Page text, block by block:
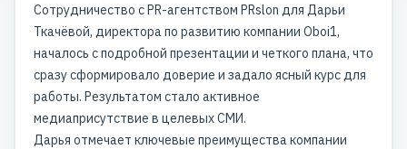
Сотрудничество с PR-агентством PRslon для Дарьи
Ткачёвой, директора по развитию компании Oboi1,
началось с подробной презентации и четкого плана, что
сразу сформировало доверие и задало ясный курс для
работы. Результатом стало активное
медиаприсутствие в целевых СМИ.
Дарья отмечает ключевые преимущества компании